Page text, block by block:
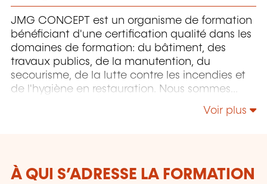
JMG CONCEPT est un organisme de formation
bénéficiant d'une certification qualité dans les
domaines de formation: du bâtiment, des
travaux publics, de la manutention, du
secourisme, de la lutte contre les incendies et
de l'hygiène en restauration. Nous sommes
certifiés et reconnus auprès de l'Association
d'Assurance Accident (AAA) et pouvons
Voir plus
À QUI S’ADRESSE LA FORMATION